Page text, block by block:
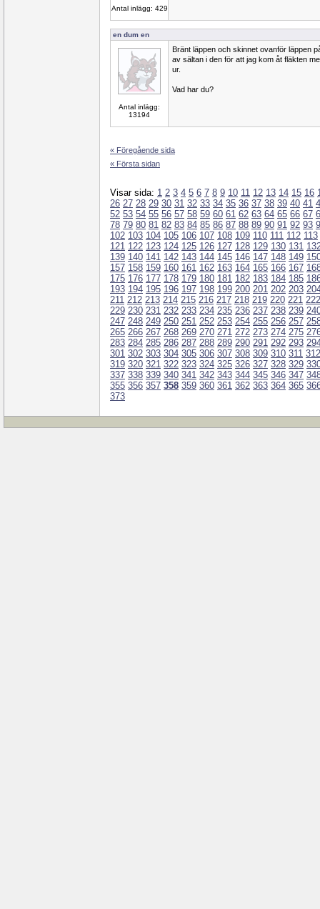
Antal inlägg: 429
en dum en
Antal inlägg:
13194
Bränt läppen och skinnet ovanför läppen
av sältan i den för att jag kom åt fläkten
ur.
Vad har du?
« Föregående sida
« Första sidan
Visar sida: 1 2 3 4 5 6 7 8 9 10 11 12 13 14 15 16
26 27 28 29 30 31 32 33 34 35 36 37 38 39 40 41
52 53 54 55 56 57 58 59 60 61 62 63 64 65 66 67
78 79 80 81 82 83 84 85 86 87 88 89 90 91 92 93
102 103 104 105 106 107 108 109 110 111 112 113
121 122 123 124 125 126 127 128 129 130 131
139 140 141 142 143 144 145 146 147 148 149
157 158 159 160 161 162 163 164 165 166 167
175 176 177 178 179 180 181 182 183 184 185
193 194 195 196 197 198 199 200 201 202 203
211 212 213 214 215 216 217 218 219 220 221 222
229 230 231 232 233 234 235 236 237 238 239
247 248 249 250 251 252 253 254 255 256 257
265 266 267 268 269 270 271 272 273 274 275
283 284 285 286 287 288 289 290 291 292 293
301 302 303 304 305 306 307 308 309 310 311 312
319 320 321 322 323 324 325 326 327 328 329
337 338 339 340 341 342 343 344 345 346 347
355 356 357 358 359 360 361 362 363 364 365
373